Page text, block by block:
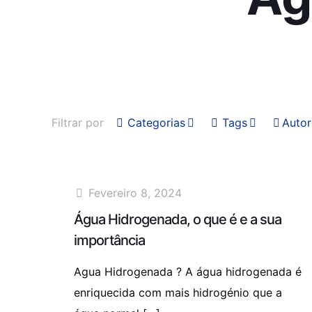
Filtrar por Categorias Tags
Fevereiro 8, 2024
Água Hidrogenada, o que é e a sua
importância
Agua Hidrogenada ? A água hidrogenada é
enriquecida com mais hidrogénio que a